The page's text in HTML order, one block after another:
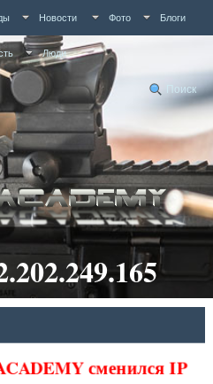
Новости Фото Блоги
Люди
Поиск
сменился IP